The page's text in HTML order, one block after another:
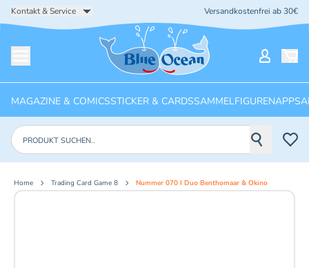
Kontakt & Service Versandkostenfrei ab 30€
Startseite
MAGAZINE & COMICSSTICKER & CARDSSAMMELFIGURENAPPS
Produkte suchen
Home Trading Card Game 8 Nummer 070 I Duo Benthomaar & Okino